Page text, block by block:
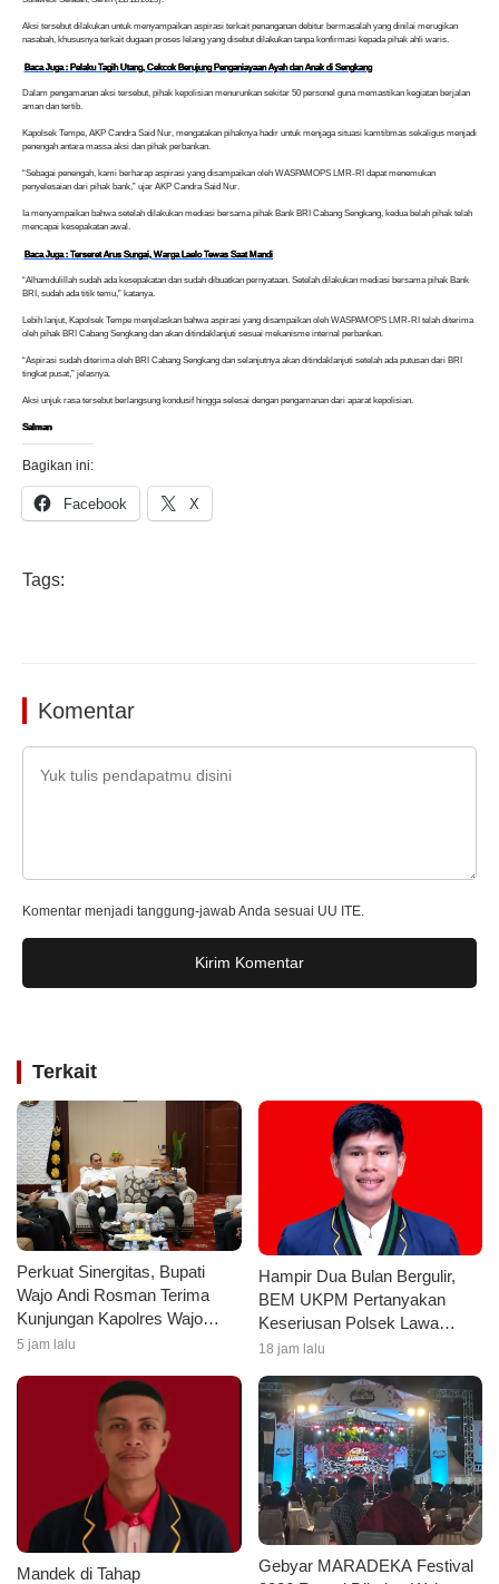
Aksi tersebut dilakukan untuk menyampaikan aspirasi terkait penanganan debitur bermasalah yang dinilai merugikan
nasabah, khususnya terkait dugaan proses lelang yang disebut dilakukan tanpa konfirmasi kepada pihak ahli waris.
Baca Juga : Pelaku Tagih Utang, Cekcok Berujung Penganiayaan Ayah dan Anak di Sengkang
Dalam pengamanan aksi tersebut, pihak kepolisian menurunkan sekitar 50 personel guna memastikan kegiatan berjalan
aman dan tertib.
Kapolsek Tempe, AKP Candra Said Nur, mengatakan pihaknya hadir untuk menjaga situasi kamtibmas sekaligus menjadi
penengah antara massa aksi dan pihak perbankan.
“Sebagai penengah, kami berharap aspirasi yang disampaikan oleh WASPAMOPS LMR-RI dapat menemukan
penyelesaian dari pihak bank,” ujar AKP Candra Said Nur.
Ia menyampaikan bahwa setelah dilakukan mediasi bersama pihak Bank BRI Cabang Sengkang, kedua belah pihak telah
mencapai kesepakatan awal.
Baca Juga : Terseret Arus Sungai, Warga Laelo Tewas Saat Mandi
“Alhamdulillah sudah ada kesepakatan dan sudah dibuatkan pernyataan. Setelah dilakukan mediasi bersama pihak Bank
BRI, sudah ada titik temu,” katanya.
Lebih lanjut, Kapolsek Tempe menjelaskan bahwa aspirasi yang disampaikan oleh WASPAMOPS LMR-RI telah diterima
oleh pihak BRI Cabang Sengkang dan akan ditindaklanjuti sesuai mekanisme internal perbankan.
“Aspirasi sudah diterima oleh BRI Cabang Sengkang dan selanjutnya akan ditindaklanjuti setelah ada putusan dari BRI
tingkat pusat,” jelasnya.
Aksi unjuk rasa tersebut berlangsung kondusif hingga selesai dengan pengamanan dari aparat kepolisian.
Salman
Bagikan ini:
Facebook X
Tags:
Komentar
Komentar menjadi tanggung-jawab Anda sesuai UU ITE.
Kirim Komentar
Terkait
Perkuat Sinergitas, Bupati
Wajo Andi Rosman Terima
Kunjungan Kapolres Wajo
AKBP Douglas Mahendrajaya
5 jam lalu
Hampir Dua Bulan Bergulir,
BEM UKPM Pertanyakan
Keseriusan Polsek Lawa
Tangani Kasus Pengeroyokan
18 jam lalu
Mandek di Tahap
Gebyar MARADEKA Festival